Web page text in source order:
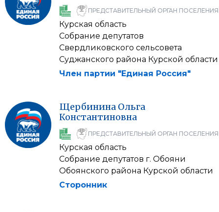
ПРЕДСТАВИТЕЛЬНЫЙ ОРГАН ПОСЕЛЕНИЯ
Курская область
Собрание депутатов
Свердликовского сельсовета
Суджанского района Курской области
Член партии "Единая Россия"
Щербинина Ольга
Константиновна
ПРЕДСТАВИТЕЛЬНЫЙ ОРГАН ПОСЕЛЕНИЯ
Курская область
Собрание депутатов г. Обояни
Обоянского района Курской области
Сторонник